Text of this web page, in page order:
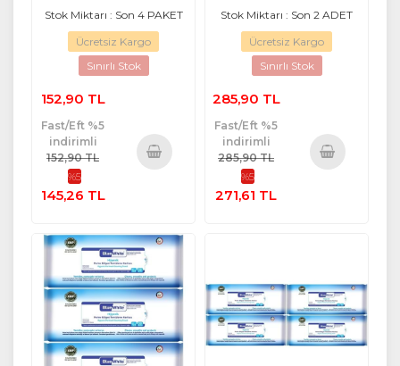
Stok Miktarı : Son 4 PAKET
Ücretsiz Kargo
Sınırlı Stok
152,90 TL
Fast/Eft %5
indirimli
152,90 TL
%5
145,26 TL
Stok Miktarı : Son 2 ADET
Ücretsiz Kargo
Sınırlı Stok
285,90 TL
Fast/Eft %5
indirimli
285,90 TL
%5
271,61 TL